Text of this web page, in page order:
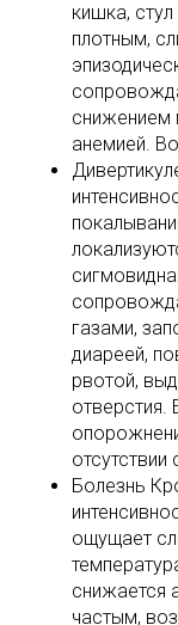
кишка,
плотным,
снижением
анемией.
газами,
диареей,
рвотой,
отсутствии
Болезнь
ощущает
снижается
частым,